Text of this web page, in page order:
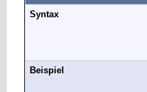
Syntax
Beispiel